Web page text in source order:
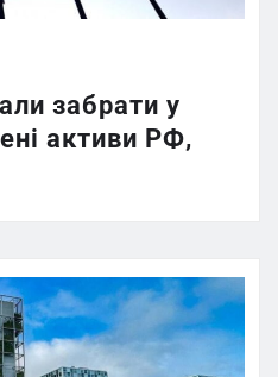
забрати у
активи РФ,